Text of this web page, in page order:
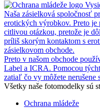
Naša zásielková spoločnosť
erotických výrobkov. Preto je
citlivou otázkou, pretože je
príliš skorým kontaktom s
zásielkovom obchode.
Preto v našom obchode
Label a ICRA. Pomocou
zatiaľ čo vy môžete nerušene
Všetky naše fotomodelky sú
Ochrana mládeže